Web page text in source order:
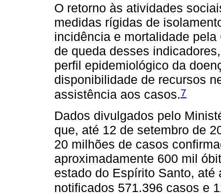
O retorno às atividades
medidas rígidas de
incidência e mortalidade
de queda desses
perfil epidemiológico da
disponibilidade de recursos
assistência aos casos.7
Dados divulgados pelo
que, até 12 de setembro de
20 milhões de casos
aproximadamente 600 mil
estado do Espírito Santo,
notificados 571.396 casos e